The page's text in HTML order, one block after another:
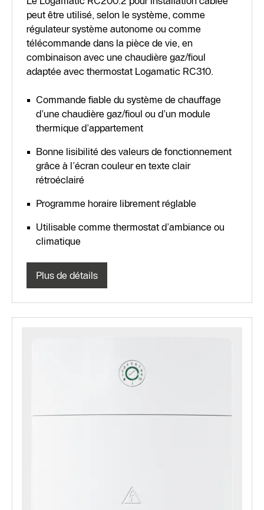
peut être utilisé, selon le système, comme
régulateur système autonome ou comme
télécommande dans la pièce de vie, en
combinaison avec une chaudière gaz/fioul
adaptée avec thermostat Logamatic RC310.
Commande fiable du système de chauffage
d’une chaudière gaz/fioul ou d’un module
thermique d’appartement
Bonne lisibilité des valeurs de fonctionnement
grâce à l’écran couleur en texte clair
rétroéclairé
Programme horaire librement réglable
Utilisable comme thermostat d’ambiance ou
climatique
Plus de détails